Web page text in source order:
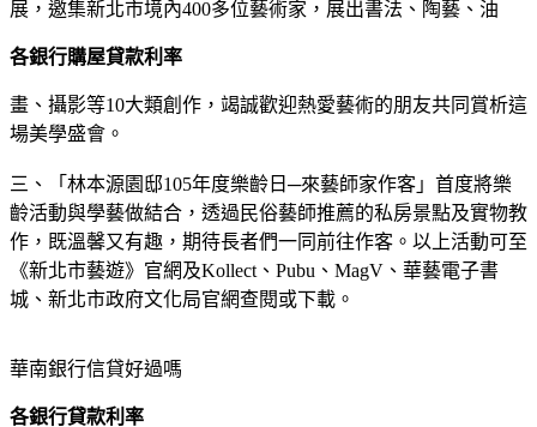
展，邀集新北市境內400多位藝術家，展出書法、陶藝、油
各銀行購屋貸款利率
畫、攝影等10大類創作，竭誠歡迎熱愛藝術的朋友共同賞析這
場美學盛會。
三、「林本源園邸105年度樂齡日─來藝師家作客」首度將樂
齡活動與學藝做結合，透過民俗藝師推薦的私房景點及實物教
作，既溫馨又有趣，期待長者們一同前往作客。以上活動可至
《新北市藝遊》官網及Kollect、Pubu、MagV、華藝電子書
城、新北市政府文化局官網查閱或下載。
華南銀行信貸好過嗎
各銀行貸款利率